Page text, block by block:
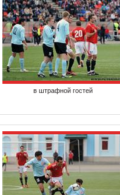
в штрафной гостей